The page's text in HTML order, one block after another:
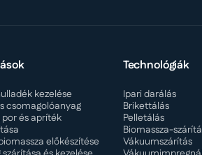
kezelése
csomagolóanyag
por és apríték
előkészítése
Technológiák
Ipari darálás
Brikettálás
Pelletálás
Biomassza-
Vákuumszárítás